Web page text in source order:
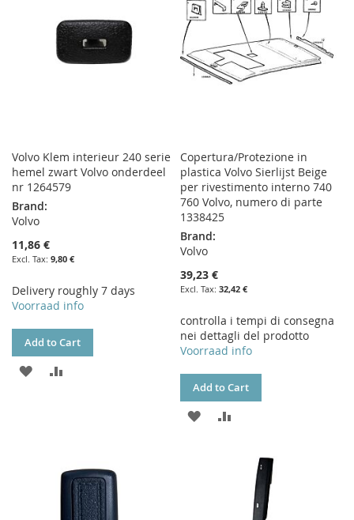
LIST
Volvo Klem interieur 240 serie
hemel zwart Volvo onderdeel
nr 1264579
Brand:
Volvo
11,86 €
9,80 €
Delivery roughly 7 days
Voorraad info
Add to Cart
ADD
Copertura/Protezione in
plastica Volvo Sierlijst Beige
per rivestimento interno 740
760 Volvo, numero di parte
1338425
Brand:
Volvo
39,23 €
32,42 €
controlla i tempi di consegna
nei dettagli del prodotto
Voorraad info
Add to Cart
ADD
COMPARE